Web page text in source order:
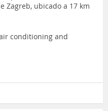
Zagreb, ubicado a 17 km
conditioning and